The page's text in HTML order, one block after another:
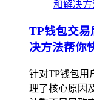
TP钱包交易
决方法帮你
针对TP钱包用
理了核心原因